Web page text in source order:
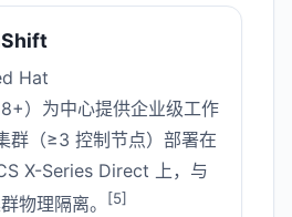
Hat
）为中心提供企业级工作
群（≥3 控制节点）部署在
X-Series Direct 上，与
物理隔离。
[5]